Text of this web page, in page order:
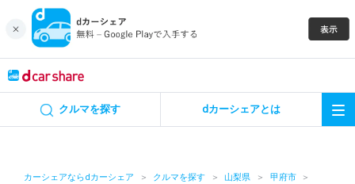
クルマを探す dカーシェアとは
カーシェアならdカーシェア クルマを探す 山梨県
甲府市
カーシェア